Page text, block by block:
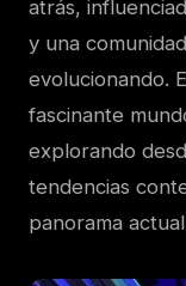
atrás,
y una
evolucionando.
fascinante
explorando
tendencias
panorama